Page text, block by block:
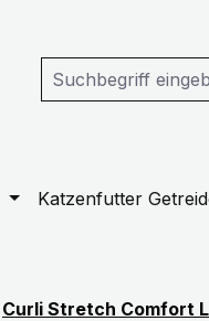
Katzenfutter
Curli Stretch Comfort